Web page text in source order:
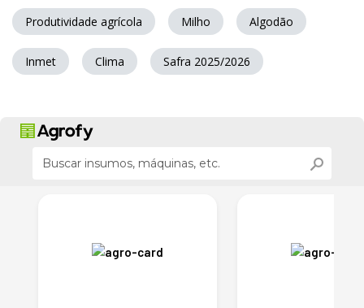
Produtividade agrícola Milho Algodão
Inmet Clima Safra 2025/2026